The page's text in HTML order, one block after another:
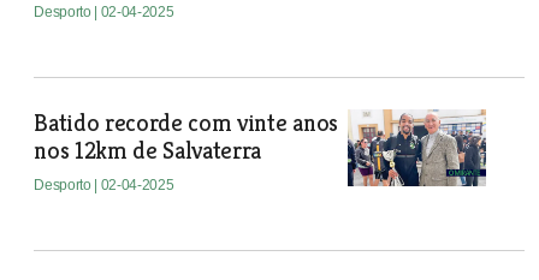
Desporto | 02-04-2025
Batido recorde com vinte anos
nos 12km de Salvaterra
Desporto | 02-04-2025